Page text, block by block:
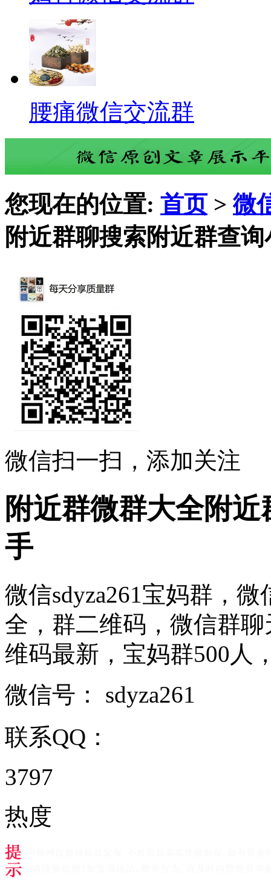
腰痛微信交流群
您现在的位置: 首页 >微
附近群聊搜索附近群查
微信扫一扫，添加关注
附近群微群大全附
手
微信sdyza261宝妈群，
全，群二维码，微信群
维码最新，宝妈群500人
微信号： sdyza261
联系QQ：
3797
热度